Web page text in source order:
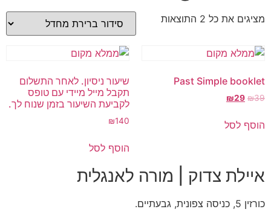
מציגים את כל ⁦2⁩ התוצאות
Past Simple booklet
₪39
₪29
הוסף לסל
שיעור ניסיון. לאחר התשלום
תקבל מייל מיידי עם טופס
לקביעת השיעור בזמן שנוח לך.
₪140
הוסף לסל
איילת צדוק | מורה לאנגלית
כורזין 5, כניסה צפונית, גבעתיים.